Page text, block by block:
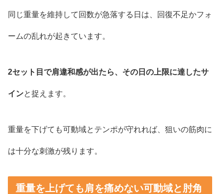
同じ重量を維持して回数が急落する日は、回復不足かフォ
ームの乱れが起きています。
2セット目で肩違和感が出たら、その日の上限に達したサ
インと捉えます。
重量を下げても可動域とテンポが守れれば、狙いの筋肉に
は十分な刺激が残ります。
重量を上げても肩を痛めない可動域と肘角